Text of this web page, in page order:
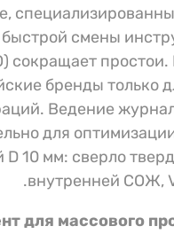
смены
сокращает
бренды только
Ведение
для
D 10 мм: сверло
внутренней СОЖ,
для массового